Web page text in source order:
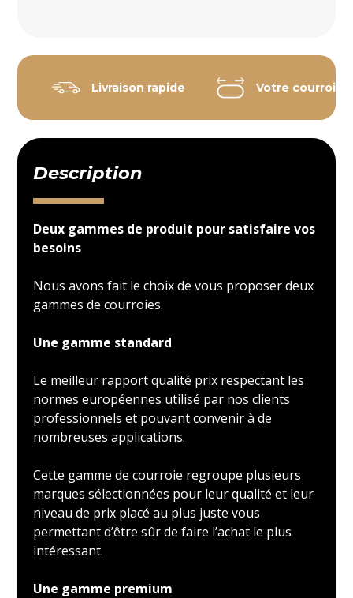
Livraison rapide Votre courroie
Description
Deux gammes de produit pour satisfaire vos
besoins
Nous avons fait le choix de vous proposer deux
gammes de courroies.
Une gamme standard
Le meilleur rapport qualité prix respectant les
normes européennes utilisé par nos clients
professionnels et pouvant convenir à de
nombreuses applications.
Cette gamme de courroie regroupe plusieurs
marques sélectionnées pour leur qualité et leur
niveau de prix placé au plus juste vous
permettant d’être sûr de faire l’achat le plus
intéressant.
Une gamme premium